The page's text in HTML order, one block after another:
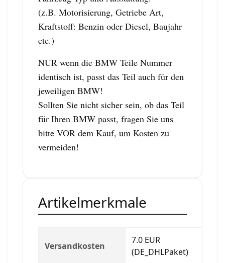
(z.B. Motorisierung, Getriebe Art,
Kraftstoff: Benzin oder Diesel, Baujahr
etc.)
NUR wenn die BMW Teile Nummer
identisch ist, passt das Teil auch für den
jeweiligen BMW!
Sollten Sie nicht sicher sein, ob das Teil
für Ihren BMW passt, fragen Sie uns
bitte VOR dem Kauf, um Kosten zu
vermeiden!
Artikelmerkmale
Versandkosten
7.0 EUR
(DE_DHLPaket)